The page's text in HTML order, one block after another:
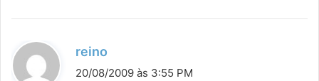
reino
i
20/08/2009 às 3:55 PM